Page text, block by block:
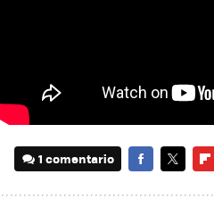
1 comentario